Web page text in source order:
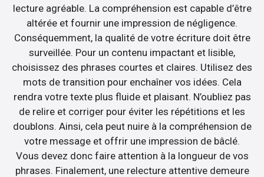
lecture agréable. La compréhension est capable d’être
altérée et fournir une impression de négligence.
Conséquemment, la qualité de votre écriture doit être
surveillée. Pour un contenu impactant et lisible,
choisissez des phrases courtes et claires. Utilisez des
mots de transition pour enchaîner vos idées. Cela
rendra votre texte plus fluide et plaisant. N’oubliez pas
de relire et corriger pour éviter les répétitions et les
doublons. Ainsi, cela peut nuire à la compréhension de
votre message et offrir une impression de bâclé.
Vous devez donc faire attention à la longueur de vos
phrases. Finalement, une relecture attentive demeure